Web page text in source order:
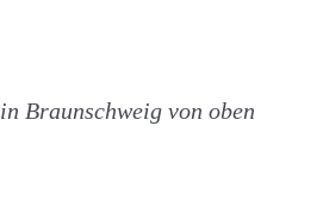
Braunschweig von oben